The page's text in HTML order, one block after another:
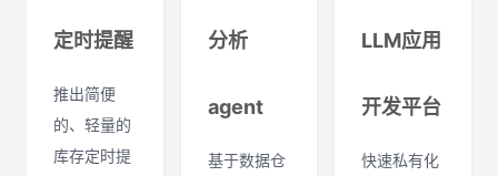
定时提醒
推出简便
的、轻量的
库存定时提
分析
agent
基于数据仓
LLM应用
开发平台
快速私有化